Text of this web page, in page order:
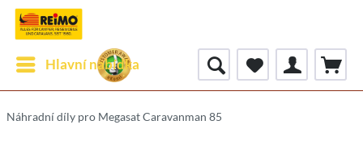
Hlavní nabídka
Náhradní díly pro Megasat Caravanman 85